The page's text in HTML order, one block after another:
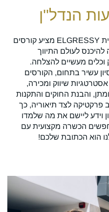
הנדל''ן
בית הספר למקצועות הנדל"ן מבית ELGRESSY מציע קורסים
לעולם התיווך
וכלים מעשיים להצלחה.
עשיר בתחום, הקורסים
שיווק ומכירה,
והבנת החוקים והתקנות
פרקטיקה לצד תיאוריה, כך
וידע ליישם את מה שלמדו
הכשרה מקצועית עם
הוא הכתובת שלכם!